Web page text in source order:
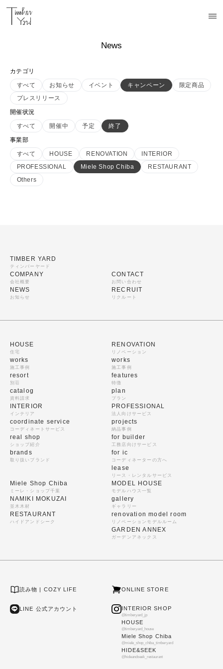
News
カテゴリ
すべて
お知らせ イベント キャンペーン
限定商品
プレスリリース
開催状況
すべて
開催中 予定
終了
事業部
すべて
HOUSE RENOVATION
INTERIOR
PROFESSIONAL
Miele Shop Chiba
RESTAURANT
Others
TIMBER YARD
ティンバーヤード
COMPANY
会社概要
NEWS
お知らせ
CONTACT
お問い合わせ
RECRUIT
リクルート
HOUSE
住宅
works
施工事例
resort
別荘
catalog
資料請求
RENOVATION
リノベーション
works
施工事例
features
特徴
plan
プラン
INTERIOR
インテリア
coordinate service
コーディネートサービス
real shop
ショップ紹介
brands
取り扱いブランド
PROFESSIONAL
法人向けサービス
projects
納品事例
for builder
工務店向けサービス
for ic
コーディネーターの方へ
lease
リース・レンタルサービス
Miele Shop Chiba
ミーレ・ショップ千葉
NAMIKI MOKUZAI
並木木材
RESTAURANT
ハイドアンドシーク
MODEL HOUSE
モデルハウス一覧
gallery
ギャラリー
renovation model room
リノベーションモデルルーム
GARDEN ANNEX
ガーデンアネックス
読み物 | COZY LIFE ONLINE STORE
LINE 公式アカウント INTERIOR SHOP
@timberyard_jp
HOUSE
@timberyard_house
Miele Shop Chiba
@miele_shop_chiba_timberyard
HIDE&SEEK
@hideandseek_restaurant